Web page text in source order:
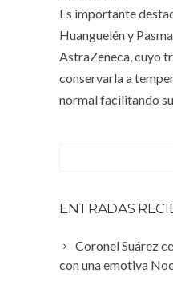
Es importante
Huanguelén y
AstraZeneca, cuyo
conservarla a
normal facilitando
ENTRADAS
Coronel Suárez
con una emotiva